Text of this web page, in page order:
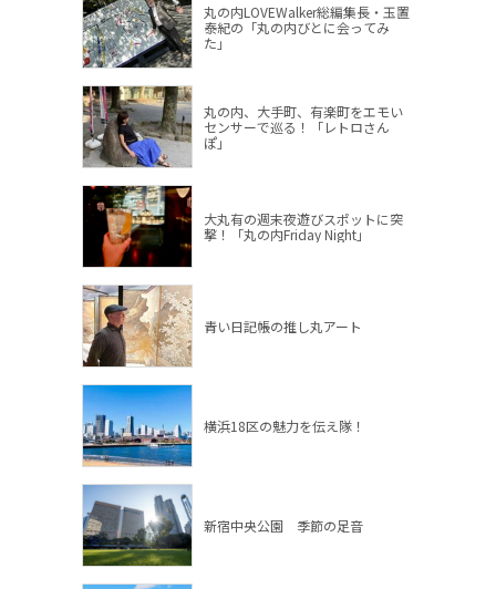
丸の内LOVEWalker総編集長・玉置
泰紀の「丸の内びとに会ってみ
た」
丸の内、大手町、有楽町をエモい
センサーで巡る！「レトロさん
ぽ」
大丸有の週末夜遊びスポットに突
撃！「丸の内Friday Night」
青い日記帳の推し丸アート
横浜18区の魅力を伝え隊！
新宿中央公園 季節の足音